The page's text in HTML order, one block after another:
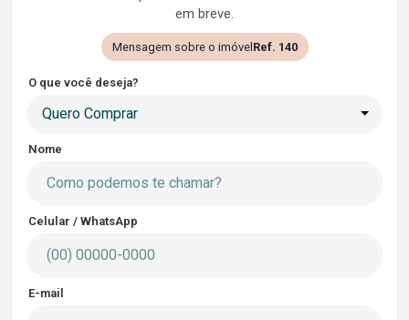
em breve.
Mensagem sobre o imóvel Ref. 140
O que você deseja?
Quero Comprar
Nome
Celular / WhatsApp
E-mail